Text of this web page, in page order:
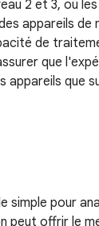
2 et 3, où
appareils de
de
que
appareils que
simple pour
peut offrir le